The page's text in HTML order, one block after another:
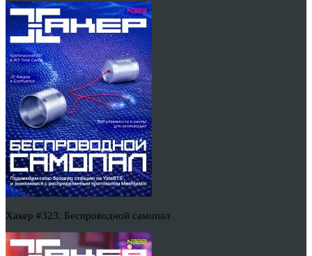
Хакер #323. Беспроводной самопал